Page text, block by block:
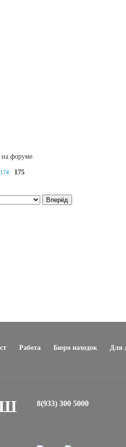
на форуме.
174 175
Работа Бюро находок Для
8(933) 300 5000